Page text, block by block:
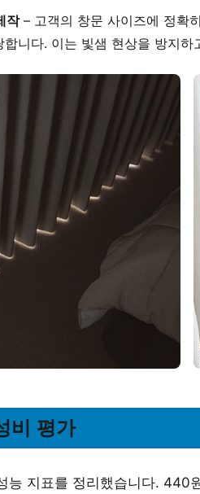
작– 고객의 창문 사이즈에 정확
합니다. 이는 빛샘 현상을 방지
비 평가
능 지표를 정리했습니다. 440